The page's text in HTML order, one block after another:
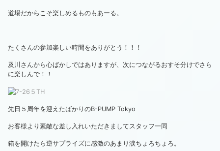
道場だからこそ楽しめるものもあーる。
たくさんの参加楽しい時間をありがとう！！！
及川さんから心ばかしではありますが、次につながるおすそ分けでさら
に楽しんで！！
先日５周年を迎えたばかりのB-PUMP Tokyo
お客様より素敵な差し入れいただきましてスタッフ一同
箱を開けたら逆サプライズに感激のあまり涙ちょろちょろ。